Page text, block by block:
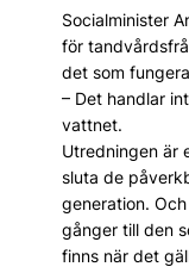
Socialminister
för
det som
– Det handlar
vattnet.
Utredningen är
sluta de
generation.
gånger till den
finns när det